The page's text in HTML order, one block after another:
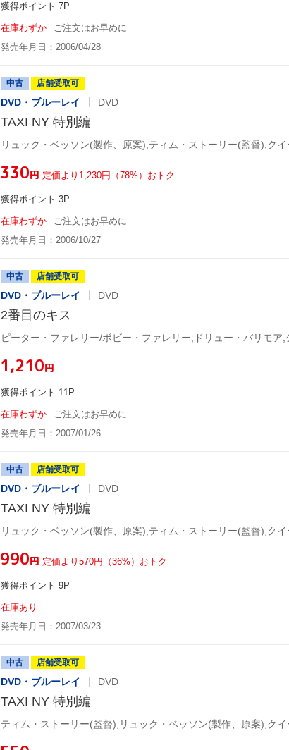
獲得ポイント 7P
在庫わずか
ご注文はお早めに
発売年月日：2006/04/28
中古 店舗受取可
DVD・ブルーレイ DVD
TAXI NY 特別編
¥330円 定価より1,230円（78%）おトク
獲得ポイント 3P
在庫わずか
ご注文はお早めに
発売年月日：2006/10/27
中古 店舗受取可
DVD・ブルーレイ DVD
2番目のキス
¥1,210円
獲得ポイント 11P
在庫わずか
ご注文はお早めに
発売年月日：2007/01/26
中古 店舗受取可
DVD・ブルーレイ DVD
TAXI NY 特別編
¥990円 定価より570円（36%）おトク
獲得ポイント 9P
在庫あり
発売年月日：2007/03/23
中古 店舗受取可
DVD・ブルーレイ DVD
TAXI NY 特別編